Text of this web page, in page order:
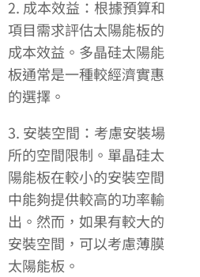
2. 成本效益：根據預算和
項目需求評估太陽能板的
成本效益。多晶硅太陽能
板通常是一種較經濟實惠
的選擇。
3. 安裝空間：考慮安裝場
所的空間限制。單晶硅太
陽能板在較小的安裝空間
中能夠提供較高的功率輸
出。然而，如果有較大的
安裝空間，可以考慮薄膜
太陽能板。